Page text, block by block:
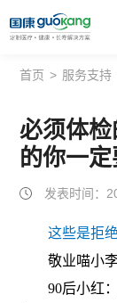
首页
面向会员
面向企业
关于我们
首页 > 服务支持
必须体
的你一
发表时间：
这些是拒
敬业喵小
90后小红